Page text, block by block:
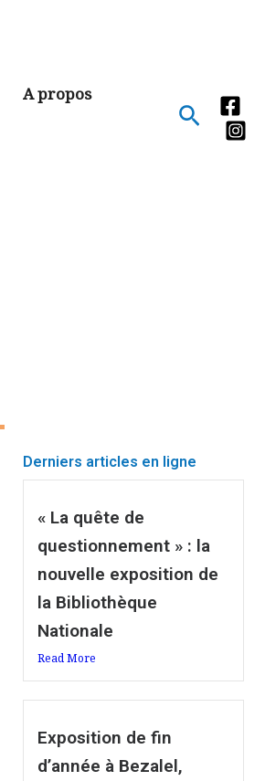
A propos
Derniers articles en ligne
« La quête de
questionnement » : la
nouvelle exposition de
la Bibliothèque
Nationale
Read More
Exposition de fin
d’année à Bezalel,